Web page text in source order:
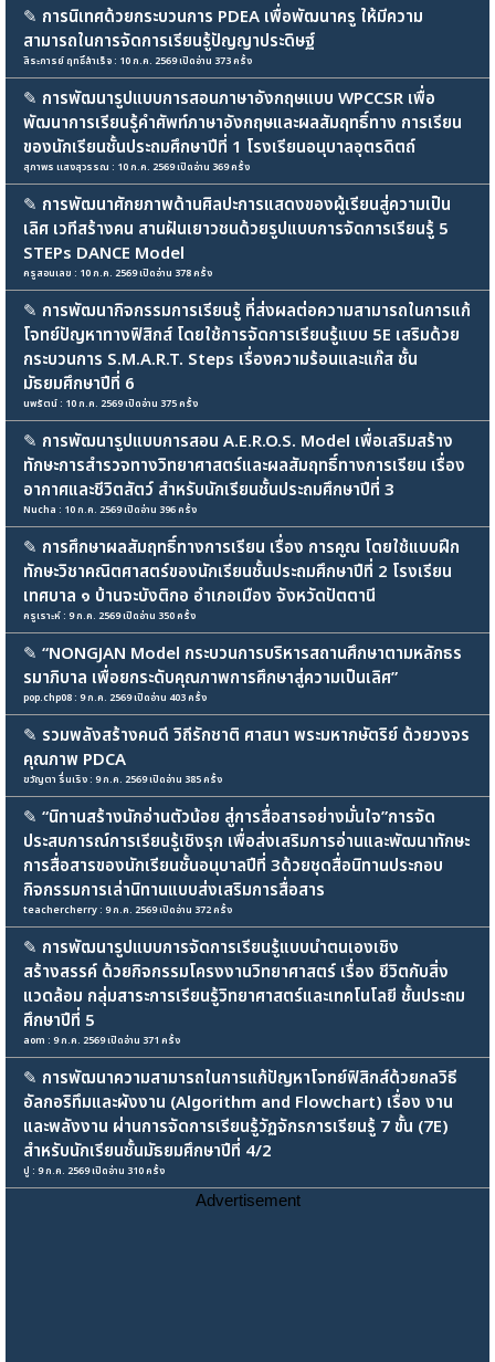
✎ การนิเทศด้วยกระบวนการ PDEA เพื่อพัฒนาครู ให้มีความ
สามารถในการจัดการเรียนรู้ปัญญาประดิษฐ์
สิระการย์ ฤทธิ์สำเร็จ : 10 ก.ค. 2569 เปิดอ่าน 373 ครั้ง
✎ การพัฒนารูปแบบการสอนภาษาอังกฤษแบบ WPCCSR เพื่อ
พัฒนาการเรียนรู้คำศัพท์ภาษาอังกฤษและผลสัมฤทธิ์ทาง การเรียน
ของนักเรียนชั้นประถมศึกษาปีที่ 1 โรงเรียนอนุบาลอุตรดิตถ์
สุภาพร แสงสุวรรณ : 10 ก.ค. 2569 เปิดอ่าน 369 ครั้ง
✎ การพัฒนาศักยภาพด้านศิลปะการแสดงของผู้เรียนสู่ความเป็น
เลิศ เวทีสร้างคน สานฝันเยาวชนด้วยรูปแบบการจัดการเรียนรู้ 5
STEPs DANCE Model
ครูสอนเลข : 10 ก.ค. 2569 เปิดอ่าน 378 ครั้ง
✎ การพัฒนากิจกรรมการเรียนรู้ ที่ส่งผลต่อความสามารถในการแก้
โจทย์ปัญหาทางฟิสิกส์ โดยใช้การจัดการเรียนรู้แบบ 5E เสริมด้วย
กระบวนการ S.M.A.R.T. Steps เรื่องความร้อนและแก๊ส ชั้น
มัธยมศึกษาปีที่ 6
นพรัตน์ : 10 ก.ค. 2569 เปิดอ่าน 375 ครั้ง
✎ การพัฒนารูปแบบการสอน A.E.R.O.S. Model เพื่อเสริมสร้าง
ทักษะการสำรวจทางวิทยาศาสตร์และผลสัมฤทธิ์ทางการเรียน เรื่อง
อากาศและชีวิตสัตว์ สำหรับนักเรียนชั้นประถมศึกษาปีที่ 3
Nucha : 10 ก.ค. 2569 เปิดอ่าน 396 ครั้ง
✎ การศึกษาผลสัมฤทธิ์ทางการเรียน เรื่อง การคูณ โดยใช้แบบฝึก
ทักษะวิชาคณิตศาสตร์ของนักเรียนชั้นประถมศึกษาปีที่ 2 โรงเรียน
เทศบาล ๑ บ้านจะบังติกอ อำเภอเมือง จังหวัดปัตตานี
ครูเราะห์ : 9 ก.ค. 2569 เปิดอ่าน 350 ครั้ง
✎ “NONGJAN Model กระบวนการบริหารสถานศึกษาตามหลักธร
รมาภิบาล เพื่อยกระดับคุณภาพการศึกษาสู่ความเป็นเลิศ”
pop.chp08 : 9 ก.ค. 2569 เปิดอ่าน 403 ครั้ง
✎ รวมพลังสร้างคนดี วิถีรักชาติ ศาสนา พระมหากษัตริย์ ด้วยวงจร
คุณภาพ PDCA
ขวัญตา รื่นเริง : 9 ก.ค. 2569 เปิดอ่าน 385 ครั้ง
✎ “นิทานสร้างนักอ่านตัวน้อย สู่การสื่อสารอย่างมั่นใจ”การจัด
ประสบการณ์การเรียนรู้เชิงรุก เพื่อส่งเสริมการอ่านและพัฒนาทักษะ
การสื่อสารของนักเรียนชั้นอนุบาลปีที่ 3ด้วยชุดสื่อนิทานประกอบ
กิจกรรมการเล่านิทานแบบส่งเสริมการสื่อสาร
teachercherry : 9 ก.ค. 2569 เปิดอ่าน 372 ครั้ง
✎ การพัฒนารูปแบบการจัดการเรียนรู้แบบนำตนเองเชิง
สร้างสรรค์ ด้วยกิจกรรมโครงงานวิทยาศาสตร์ เรื่อง ชีวิตกับสิ่ง
แวดล้อม กลุ่มสาระการเรียนรู้วิทยาศาสตร์และเทคโนโลยี ชั้นประถม
ศึกษาปีที่ 5
aom : 9 ก.ค. 2569 เปิดอ่าน 371 ครั้ง
✎ การพัฒนาความสามารถในการแก้ปัญหาโจทย์ฟิสิกส์ด้วยกลวิธี
อัลกอริทึมและผังงาน (Algorithm and Flowchart) เรื่อง งาน
และพลังงาน ผ่านการจัดการเรียนรู้วัฏจักรการเรียนรู้ 7 ขั้น (7E)
สำหรับนักเรียนชั้นมัธยมศึกษาปีที่ 4/2
ปู : 9 ก.ค. 2569 เปิดอ่าน 310 ครั้ง
Advertisement